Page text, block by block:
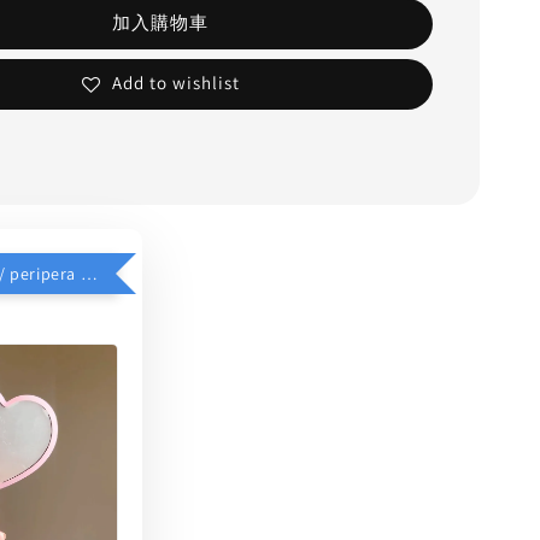
加入購物車
Add to wishlist
$39加價購 // peripera 手持化妝鏡